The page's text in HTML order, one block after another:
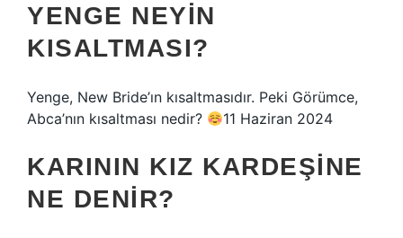
YENGE NEYIN
KISALTMASI?
Yenge, New Bride’ın kısaltmasıdır. Peki Görümce,
Abca’nın kısaltması nedir?
11 Haziran 2024
KARININ KIZ KARDEŞINE
NE DENIR?